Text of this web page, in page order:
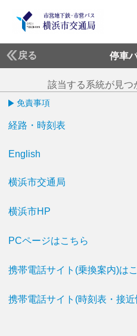
戻る 停車
該当する系統が見つ
免責事項
経路・時刻表
English
横浜市交通局
横浜市HP
PCページはこちら
携帯電話サイト(乗換案内)は
携帯電話サイト(時刻表・接